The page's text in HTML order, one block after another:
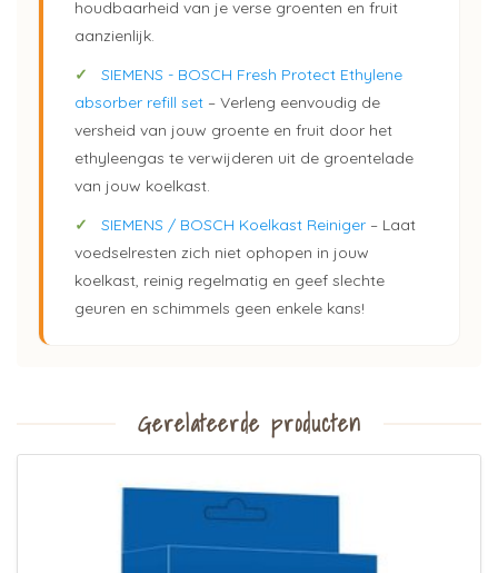
houdbaarheid van je verse groenten en fruit
aanzienlijk.
✓
SIEMENS - BOSCH Fresh Protect Ethylene
absorber refill set – Verleng eenvoudig de
versheid van jouw groente en fruit door het
ethyleengas te verwijderen uit de groentelade
van jouw koelkast.
✓
SIEMENS / BOSCH Koelkast Reiniger – Laat
voedselresten zich niet ophopen in jouw
koelkast, reinig regelmatig en geef slechte
geuren en schimmels geen enkele kans!
Gerelateerde producten